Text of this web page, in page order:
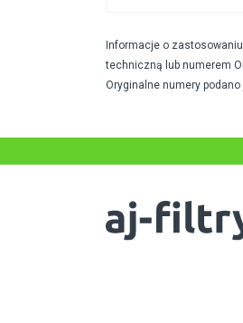
Informacje o
techniczną lub numerem
Oryginalne numery